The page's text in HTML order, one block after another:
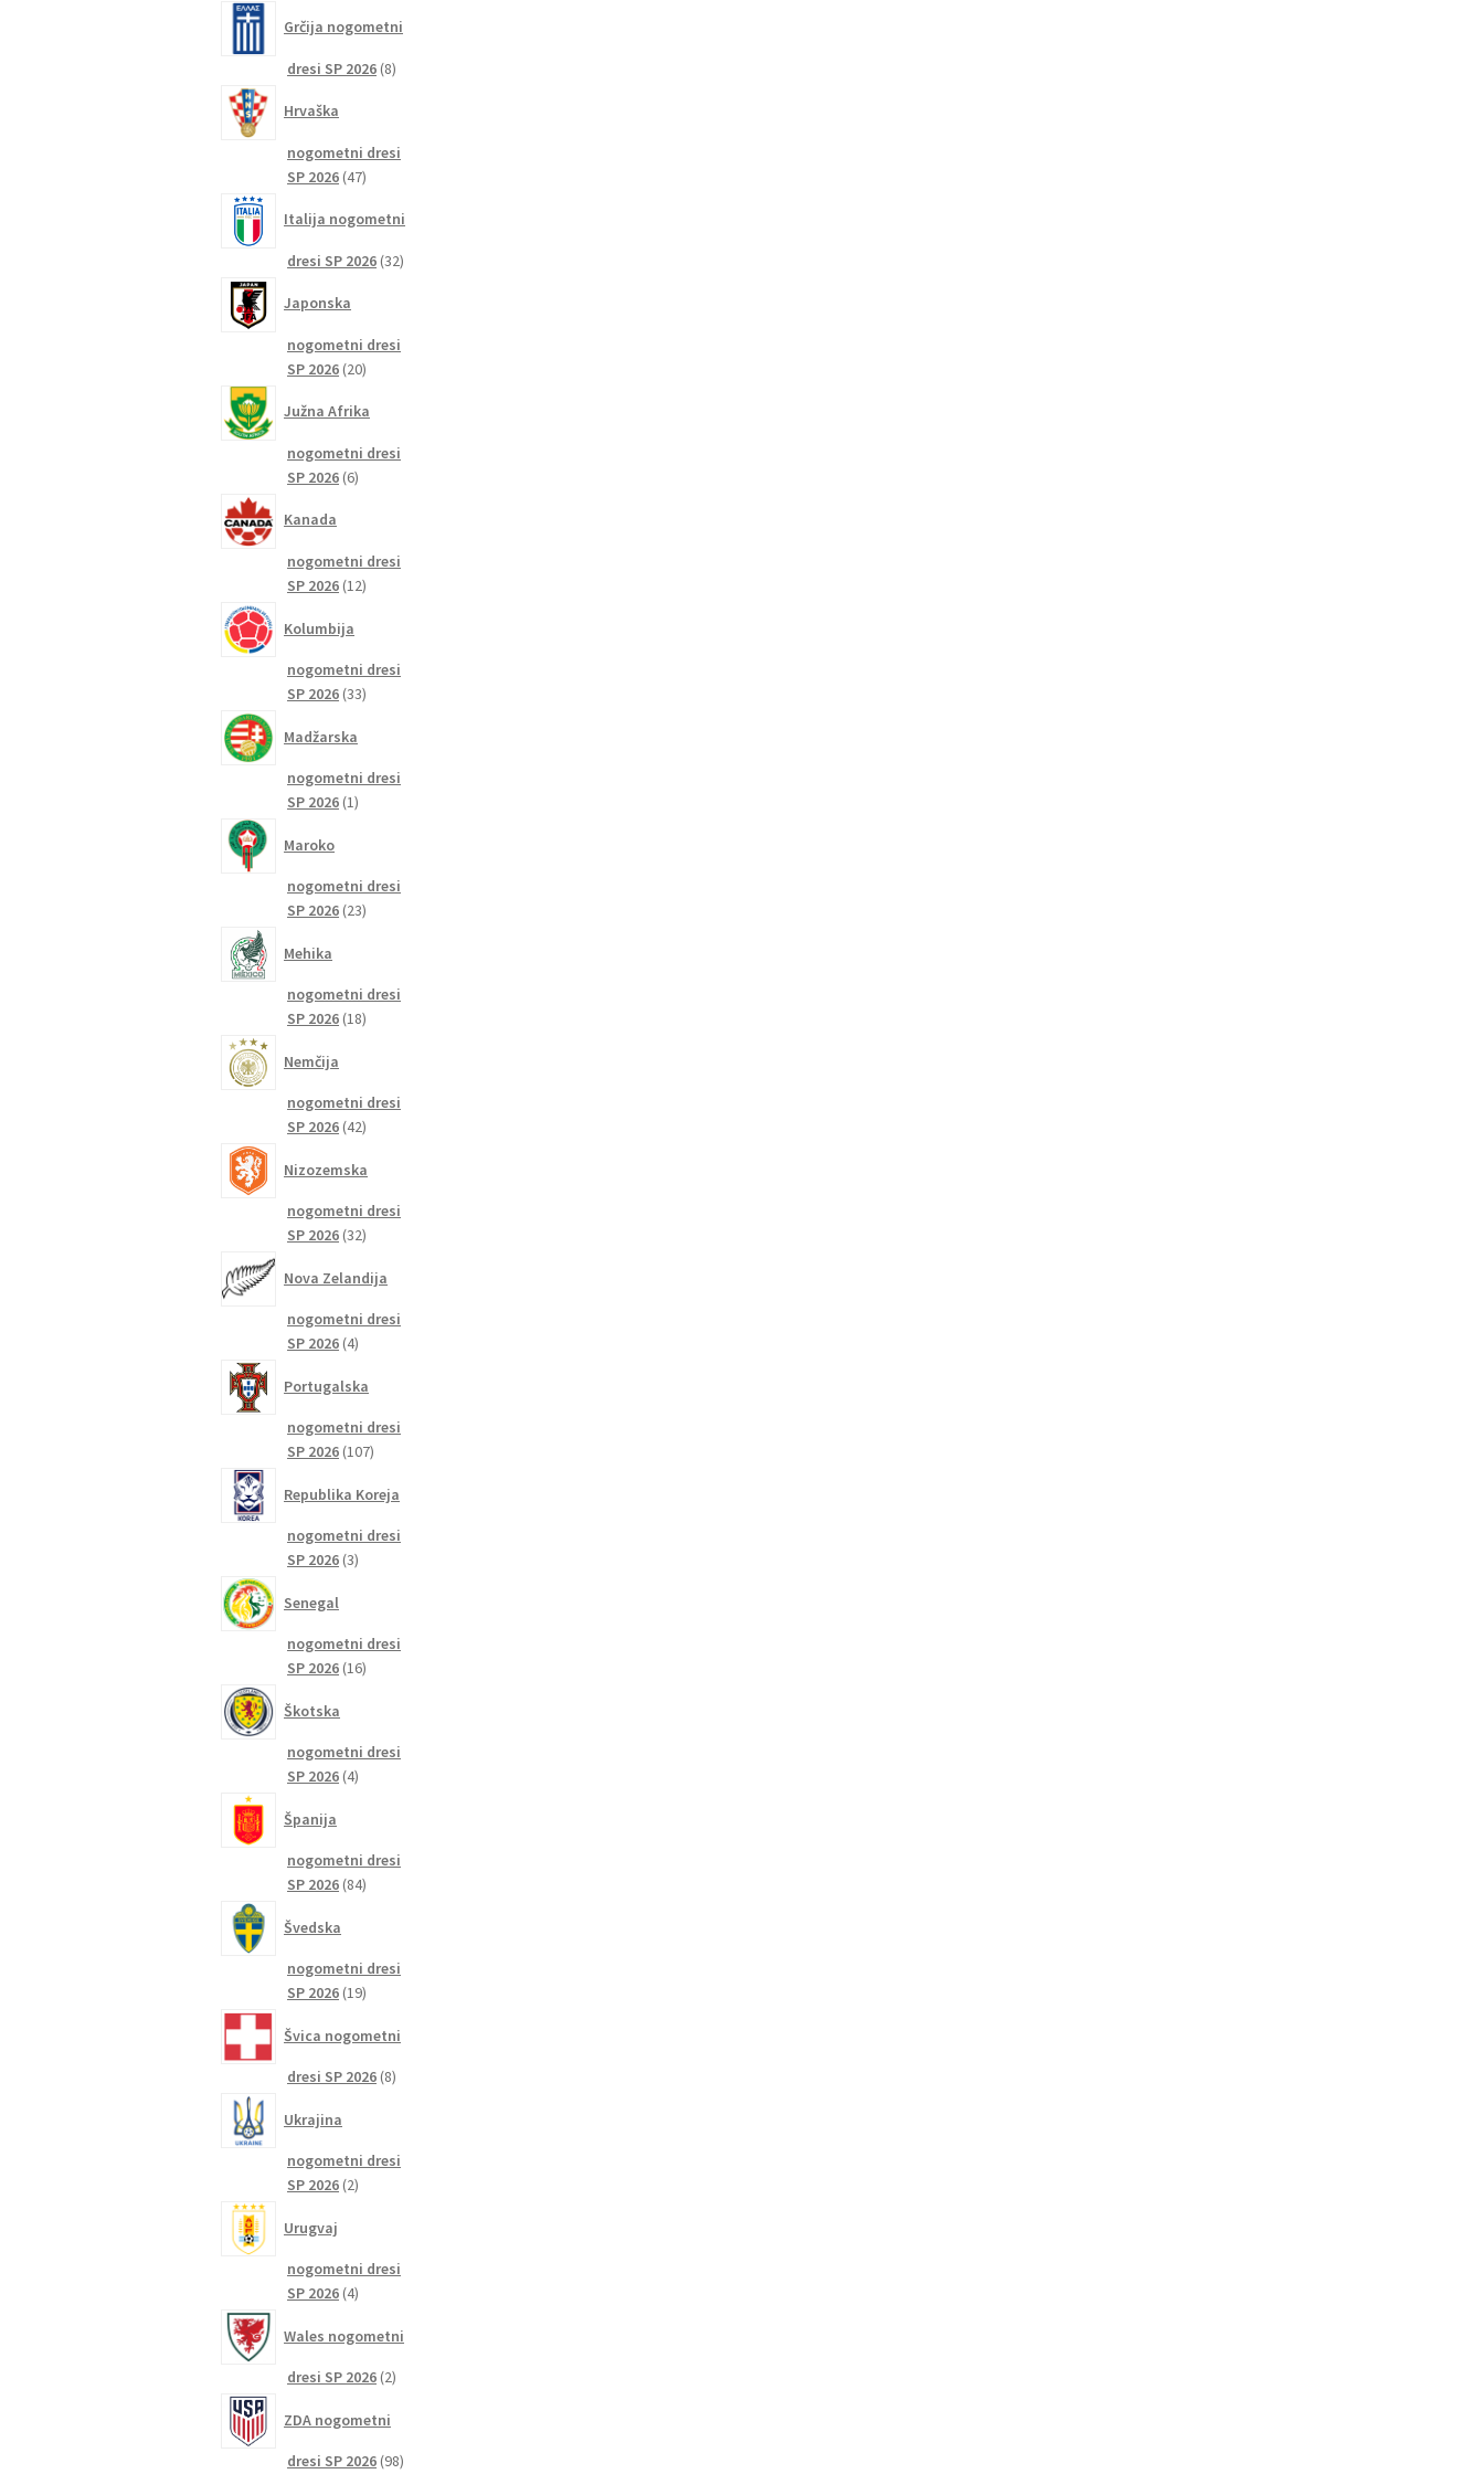
Grčija nogometni
dresi SP 2026 88
Hrvaška
nogometni dresi
SP 2026 4747
Italija nogometni
dresi SP 2026 3232
Japonska
nogometni dresi
SP 2026 2020
Južna Afrika
nogometni dresi
SP 2026 66
Kanada
nogometni dresi
SP 2026 1212
Kolumbija
nogometni dresi
SP 2026 3333
Madžarska
nogometni dresi
SP 2026 11
Maroko
nogometni dresi
SP 2026 2323
Mehika
nogometni dresi
SP 2026 1818
Nemčija
nogometni dresi
SP 2026 4242
Nizozemska
nogometni dresi
SP 2026 3232
Nova Zelandija
nogometni dresi
SP 2026 44
Portugalska
nogometni dresi
SP 2026 107107
Republika Koreja
nogometni dresi
SP 2026 33
Senegal
nogometni dresi
SP 2026 1616
Škotska
nogometni dresi
SP 2026 44
Španija
nogometni dresi
SP 2026 8484
Švedska
nogometni dresi
SP 2026 1919
Švica nogometni
dresi SP 2026 88
Ukrajina
nogometni dresi
SP 2026 22
Urugvaj
nogometni dresi
SP 2026 44
Wales nogometni
dresi SP 2026 22
ZDA nogometni
dresi SP 2026 9898